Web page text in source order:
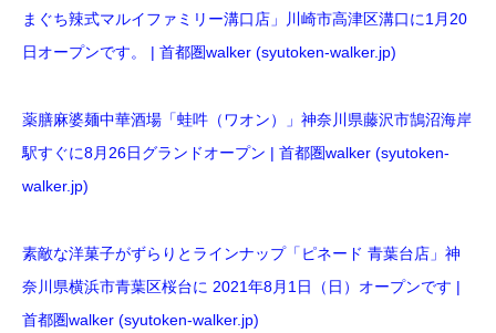
まぐち辣式マルイファミリー溝口店」川崎市高津区溝口に1月20
日オープンです。 | 首都圏walker (syutoken-walker.jp)
薬膳麻婆麺中華酒場「蛙吽（ワオン）」神奈川県藤沢市鵠沼海岸
駅すぐに8月26日グランドオープン | 首都圏walker (syutoken-
walker.jp)
素敵な洋菓子がずらりとラインナップ「ピネード 青葉台店」神
奈川県横浜市青葉区桜台に 2021年8月1日（日）オープンです |
首都圏walker (syutoken-walker.jp)